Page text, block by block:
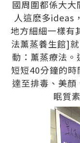
國周圍都係大
人這麽多ideas
地方細細一樣有
法薰蒸養生館]
動：薰蒸療法
短短40分鐘的
達至排毒、美
眠質